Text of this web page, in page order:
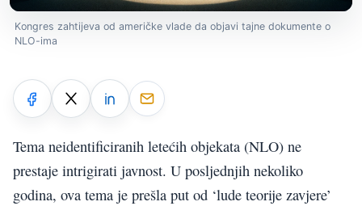
Kongres zahtijeva od američke vlade da objavi tajne dokumente o
NLO-ima
Tema neidentificiranih letećih objekata (NLO) ne
prestaje intrigirati javnost. U posljednjih nekoliko
godina, ova tema je prešla put od ‘lude teorije zavjere’